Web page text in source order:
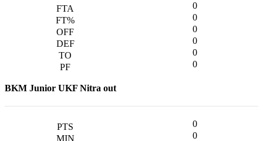
0
0
0
0
0
0
BKM Junior UKF Nitra out
0
0